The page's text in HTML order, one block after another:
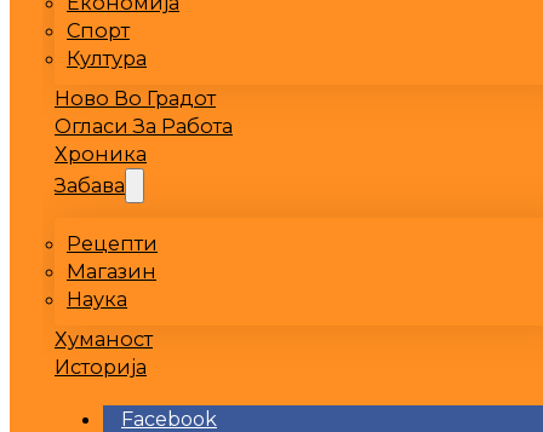
Спорт
Култура
Ново Во Градот
Огласи За Работа
Хроника
Забава
Рецепти
Магазин
Наука
Хуманост
Историја
Facebook